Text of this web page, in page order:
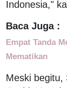
Indonesia,"
Baca Juga :
Empat Tanda
Mematikan
Meski begitu,